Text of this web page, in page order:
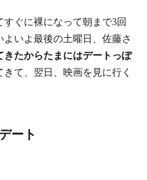
ぐに裸になって朝まで3回
いよ最後の土曜日、佐藤さ
きたからたまにはデートっぽ
きて、翌日、映画を見に行く
ート